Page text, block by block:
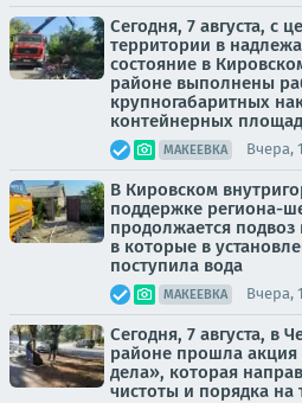
Сегодня, 7 августа, с
территории в
состояние в
районе выполнены
крупногабаритных
контейнерных
МАКЕЕВКА Вчера,
В Кировском
поддержке региона-
продолжается
в которые в
поступила вода
МАКЕЕВКА Вчера,
Сегодня, 7 августа, в
районе прошла
дела», которая
чистоты и порядка